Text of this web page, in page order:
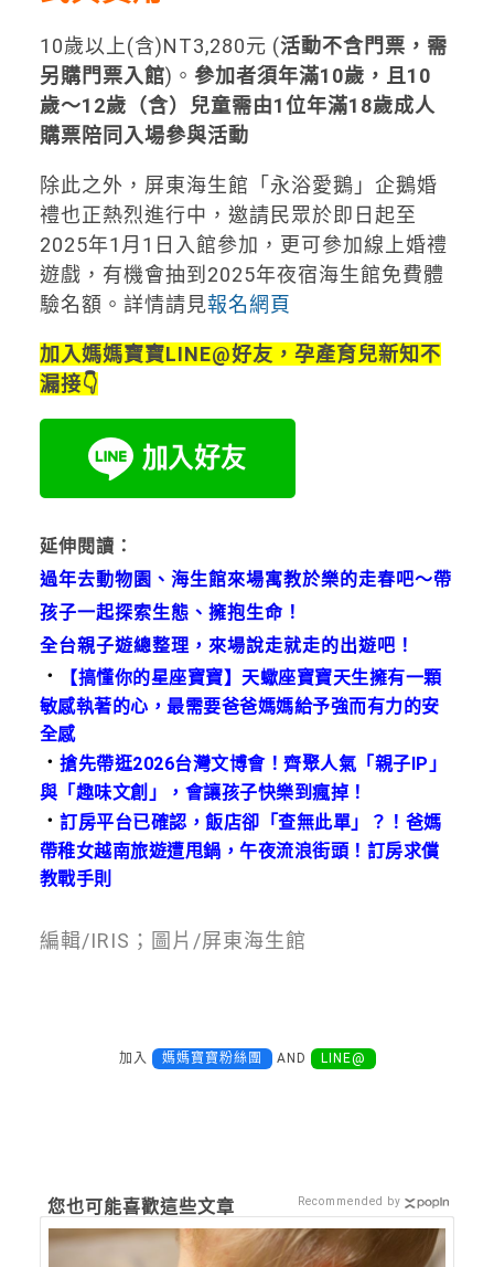
10歲以上(含)NT3,280元 (活動不含門票，需
另購門票入館)。 參加者須年滿10歲，且10
歲～12歲（含）兒童需由1位年滿18歲成人
購票陪同入場參與活動
除此之外，屏東海生館「永浴愛鵝」企鵝婚
禮也正熱烈進行中，邀請民眾於即日起至
2025年1月1日入館參加，更可參加線上婚禮
遊戲，有機會抽到2025年夜宿海生館免費體
驗名額。詳情請見報名網頁
加入媽媽寶寶LINE@好友，孕產育兒新知不
漏接👇
延伸閱讀：
過年去動物園、海生館來場寓教於樂的走春吧～帶
孩子一起探索生態、擁抱生命！
全台親子遊總整理，來場說走就走的出遊吧！
．
【搞懂你的星座寶寶】天蠍座寶寶天生擁有一顆
敏感執著的心，最需要爸爸媽媽給予強而有力的安
全感
．搶先帶逛2026台灣文博會！齊聚人氣「親子IP」
與「趣味文創」，會讓孩子快樂到瘋掉！
．訂房平台已確認，飯店卻「查無此單」？！爸媽
帶稚女越南旅遊遭甩鍋，午夜流浪街頭！訂房求償
教戰手則
編輯/IRIS；圖片/屏東海生館
加入 媽媽寶寶粉絲團 AND LINE@
您也可能喜歡這些文章 Recommended by